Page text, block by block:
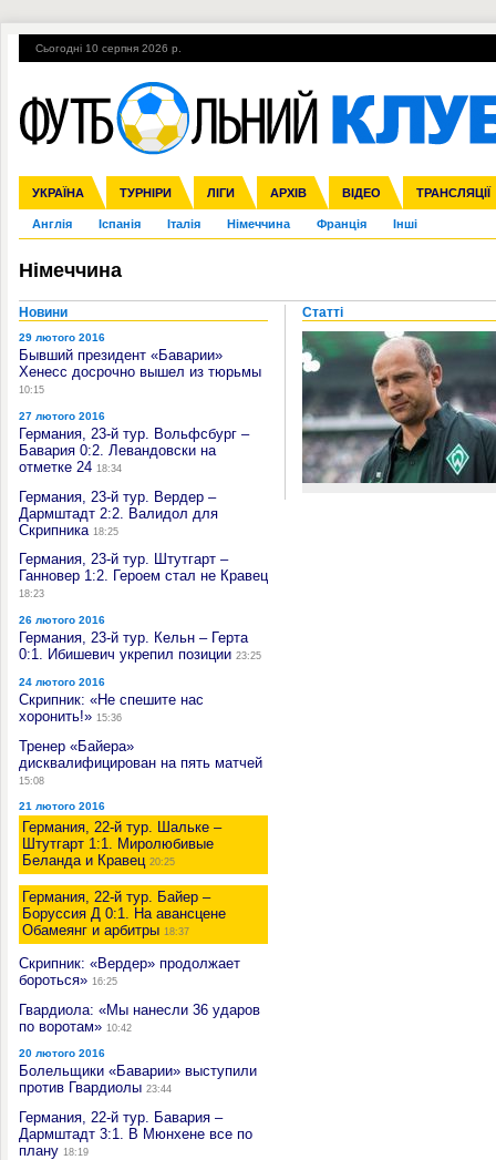
Сьогодні 10 серпня 2026 р.
УКРАЇНА ТУРНІРИ ЛІГИ АРХІВ ВІДЕО ТРАНСЛЯЦІЇ
Збірна Прем'єр-ліга Перша ліга Друга ліга Кубок України
Ліга чемпіонів Ліга Європи Міжнародні Ліга націй Ліга
Англія Іспанія Італія Німеччина Франція Інші
ЧС-2014 ЄВРО-2016 Росія Кубок конфедерацій ЧЄ-2015 (U-
Гарячі теми УПЛ, 2-й тур ВІЙНА УПЛ-ПЕРЕХОДИ
Німеччина
Новини
29 лютого 2016
Бывший президент «Баварии»
Хенесс досрочно вышел из тюрьмы
10:15
27 лютого 2016
Германия, 23-й тур. Вольфсбург –
Бавария 0:2. Левандовски на
отметке 24 18:34
Германия, 23-й тур. Вердер –
Дармштадт 2:2. Валидол для
Скрипника 18:25
Германия, 23-й тур. Штутгарт –
Ганновер 1:2. Героем стал не Кравец
18:23
26 лютого 2016
Германия, 23-й тур. Кельн – Герта
0:1. Ибишевич укрепил позиции 23:25
24 лютого 2016
Скрипник: «Не спешите нас
хоронить!» 15:36
Тренер «Байера»
дисквалифицирован на пять матчей
15:08
21 лютого 2016
Германия, 22-й тур. Шальке –
Штутгарт 1:1. Миролюбивые
Беланда и Кравец 20:25
Германия, 22-й тур. Байер –
Боруссия Д 0:1. На авансцене
Обамеянг и арбитры 18:37
Скрипник: «Вердер» продолжает
бороться» 16:25
Гвардиола: «Мы нанесли 36 ударов
по воротам» 10:42
20 лютого 2016
Болельщики «Баварии» выступили
против Гвардиолы 23:44
Германия, 22-й тур. Бавария –
Дармштадт 3:1. В Мюнхене все по
плану 18:19
Статті